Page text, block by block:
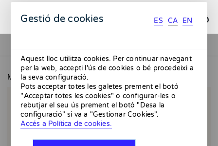
EN
MMMMERCAT Rain - Giclée
Gestió de cookies ES CA EN
Aquest lloc utilitza cookies. Per continuar navegant
per la web, accepti l'ús de cookies o bé procedeixi a
la seva configuració.
Pots acceptar totes les galetes prement el botó
"Acceptar totes les cookies" o configurar-les o
rebutjar el seu ús prement el botó "Desa la
configuració" si va a "Gestionar Cookies".
Accés a Política de cookies.